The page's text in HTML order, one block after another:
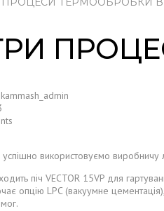
kammash_admin
використовуємо виробничу
піч VECTOR 15VP для
опцію LPC (вакуумне